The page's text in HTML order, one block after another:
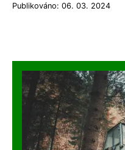
Publikováno: 06. 03. 2024